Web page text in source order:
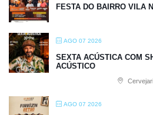
FESTA DO BAIRRO VILA
AGO 07 2026
SEXTA ACÚSTICA COM
ACÚSTICO
AGO 07 2026